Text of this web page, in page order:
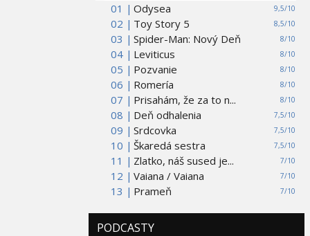
01 | 9,5/10
Odysea
02 |
8,5/10
Toy Story 5
03 |
8/10
Spider-Man: Nový Deň
04 |
8/10
Leviticus
05 |
8/10
Pozvanie
06 |
8/10
Romería
07 |
8/10
Prisahám, že za to n...
08 |
7,5/10
Deň odhalenia
09 |
7,5/10
Srdcovka
10 |
7,5/10
Škaredá sestra
11 |
7/10
Zlatko, náš sused je...
12 |
7/10
Vaiana / Vaiana
13 |
7/10
Prameň
PODCASTY